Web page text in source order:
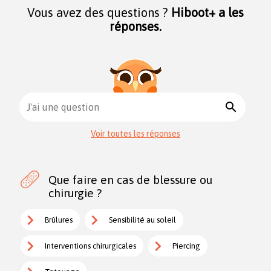
Vous avez des questions ? Hiboot+ a les
réponses.
J'ai une question search
Voir toutes les réponses
Que faire en cas de blessure ou
chirurgie ?
Brûlures Sensibilité au soleil
Interventions chirurgicales Piercing